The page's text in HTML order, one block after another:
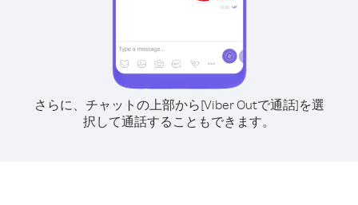
さらに、チャットの上部から[Viber Outで通話]を選
択して通話することもできます。